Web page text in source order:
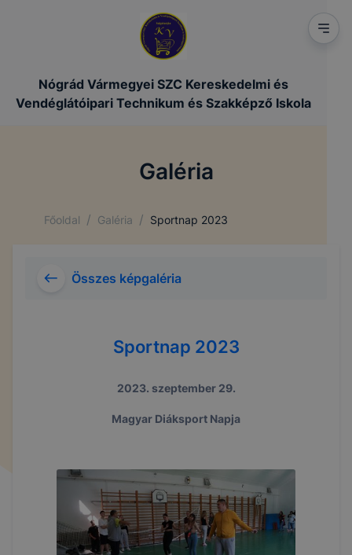
Nógrád Vármegyei SZC Kereskedelmi és
Vendéglátóipari Technikum és Szakképző Iskola
Galéria
Főoldal / Galéria / Sportnap 2023
Összes képgaléria
Sportnap 2023
2023. szeptember 29.
Magyar Diáksport Napja